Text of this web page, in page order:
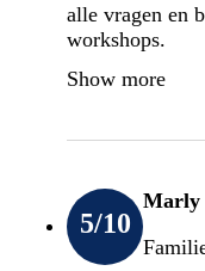
alle vragen en
workshops.
Show more
5/10
Marly